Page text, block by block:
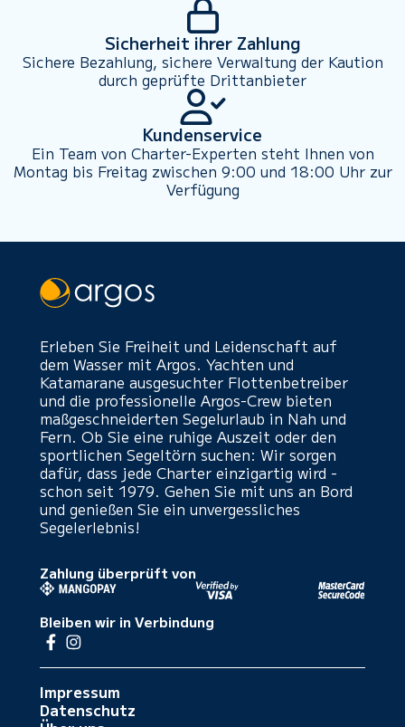
Sicherheit ihrer Zahlung
Sichere Bezahlung, sichere Verwaltung der Kaution
durch geprüfte Drittanbieter
Kundenservice
Ein Team von Charter-Experten steht Ihnen von
Montag bis Freitag zwischen 9:00 und 18:00 Uhr zur
Verfügung
Erleben Sie Freiheit und Leidenschaft auf
dem Wasser mit Argos. Yachten und
Katamarane ausgesuchter Flottenbetreiber
und die professionelle Argos-Crew bieten
maßgeschneiderten Segelurlaub in Nah und
Fern. Ob Sie eine ruhige Auszeit oder den
sportlichen Segeltörn suchen: Wir sorgen
dafür, dass jede Charter einzigartig wird -
schon seit 1979. Gehen Sie mit uns an Bord
und genießen Sie ein unvergessliches
Segelerlebnis!
Zahlung überprüft von
Bleiben wir in Verbindung
Impressum
Datenschutz